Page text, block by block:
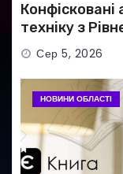
Конфісковані
техніку з
ЗСУСер 5, 2026
НОВИНИ ОБЛАСТІ